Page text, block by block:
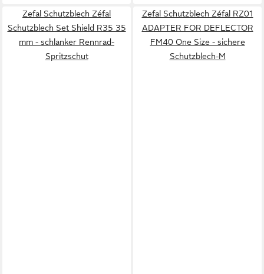
Zefal Schutzblech Zéfal
Schutzblech Set Shield R35 35
mm - schlanker Rennrad-
Spritzschut
Zefal Schutzblech Zéfal RZ01
ADAPTER FOR DEFLECTOR
FM40 One Size - sichere
Schutzblech-M